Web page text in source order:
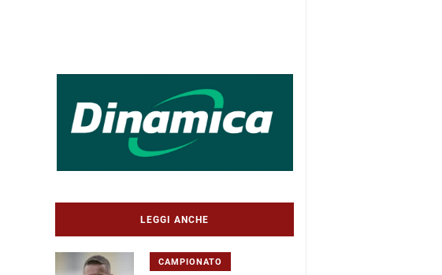
LEGGI ANCHE
CAMPIONATO